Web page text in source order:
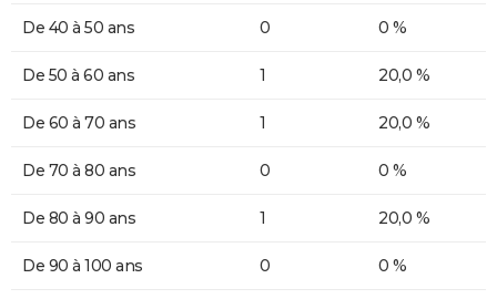
De 40 à 50 ans 0 0 %
De 50 à 60 ans 1 20,0 %
De 60 à 70 ans 1 20,0 %
De 70 à 80 ans 0 0 %
De 80 à 90 ans 1 20,0 %
De 90 à 100 ans 0 0 %